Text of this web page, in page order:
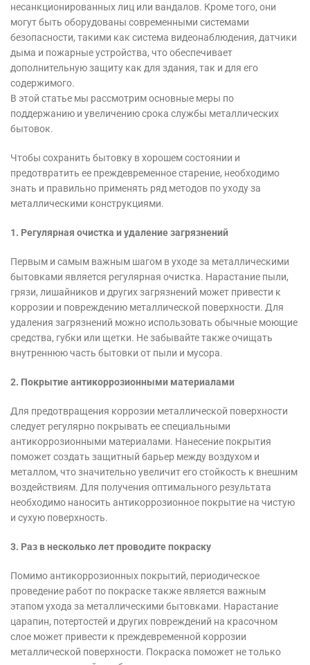
несанкционированных лиц или вандалов. Кроме того, они
могут быть оборудованы современными системами
безопасности, такими как система видеонаблюдения, датчики
дыма и пожарные устройства, что обеспечивает
дополнительную защиту как для здания, так и для его
содержимого.
В этой статье мы рассмотрим основные меры по
поддержанию и увеличению срока службы металлических
бытовок.
Чтобы сохранить бытовку в хорошем состоянии и
предотвратить ее преждевременное старение, необходимо
знать и правильно применять ряд методов по уходу за
металлическими конструкциями.
1. Регулярная очистка и удаление загрязнений
Первым и самым важным шагом в уходе за металлическими
бытовками является регулярная очистка. Нарастание пыли,
грязи, лишайников и других загрязнений может привести к
коррозии и повреждению металлической поверхности. Для
удаления загрязнений можно использовать обычные моющие
средства, губки или щетки. Не забывайте также очищать
внутреннюю часть бытовки от пыли и мусора.
2. Покрытие антикоррозионными материалами
Для предотвращения коррозии металлической поверхности
следует регулярно покрывать ее специальными
антикоррозионными материалами. Нанесение покрытия
поможет создать защитный барьер между воздухом и
металлом, что значительно увеличит его стойкость к внешним
воздействиям. Для получения оптимального результата
необходимо наносить антикоррозионное покрытие на чистую
и сухую поверхность.
3. Раз в несколько лет проводите покраску
Помимо антикоррозионных покрытий, периодическое
проведение работ по покраске также является важным
этапом ухода за металлическими бытовками. Нарастание
царапин, потертостей и других повреждений на красочном
слое может привести к преждевременной коррозии
металлической поверхности. Покраска поможет не только